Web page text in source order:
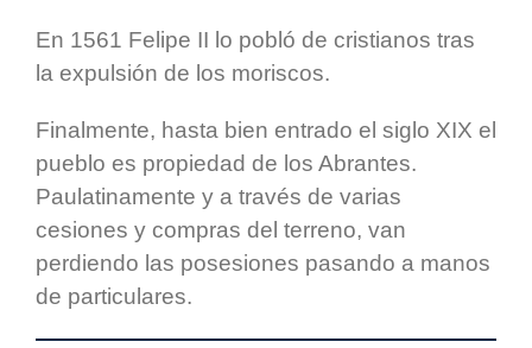
En 1561 Felipe II lo pobló de cristianos tras
la expulsión de los moriscos.
Finalmente, hasta bien entrado el siglo XIX el
pueblo es propiedad de los Abrantes.
Paulatinamente y a través de varias
cesiones y compras del terreno, van
perdiendo las posesiones pasando a manos
de particulares.